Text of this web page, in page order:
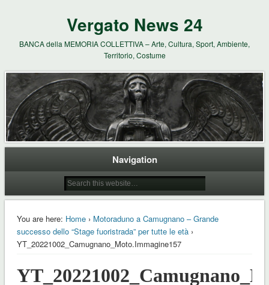
Vergato News 24
BANCA della MEMORIA COLLETTIVA – Arte, Cultura, Sport, Ambiente,
Territorio, Costume
Navigation
You are here: Home› Motoraduno a Camugnano – Grande
successo dello “Stage fuoristrada” per tutte le età›
YT_20221002_Camugnano_Moto.Immagine157